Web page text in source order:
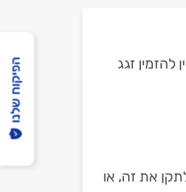
זגג
את זה, או
הפיקוח שלנו